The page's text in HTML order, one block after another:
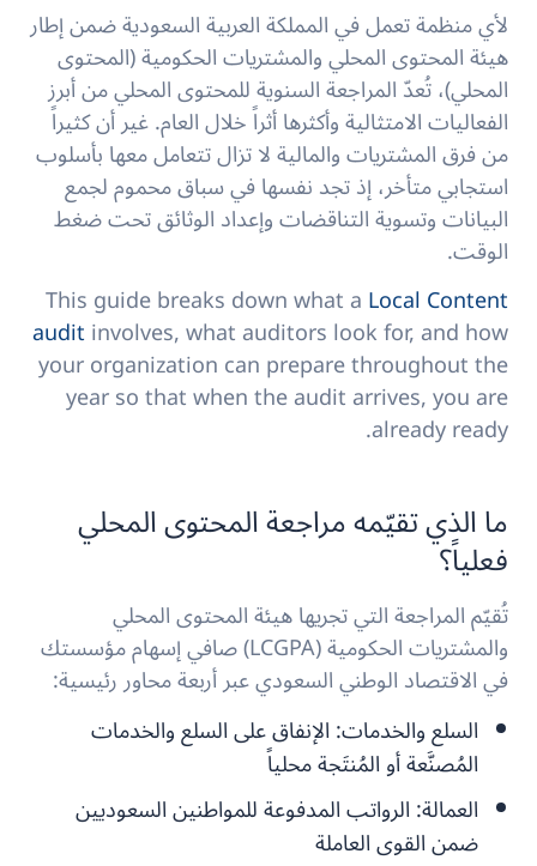
لأي منظمة تعمل في المملكة العربية السعودية ضمن إطار
هيئة المحتوى المحلي والمشتريات الحكومية (المحتوى
المحلي)، تُعدّ المراجعة السنوية للمحتوى المحلي من أبرز
الفعاليات الامتثالية وأكثرها أثراً خلال العام. غير أن كثيراً
من فرق المشتريات والمالية لا تزال تتعامل معها بأسلوب
استجابي متأخر، إذ تجد نفسها في سباق محموم لجمع
البيانات وتسوية التناقضات وإعداد الوثائق تحت ضغط
الوقت.
This guide breaks down what aLocal Content
auditinvolves, what auditors look for, and how
your organization can prepare throughout the
year so that when the audit arrives, you are
already ready.
ما الذي تقيّمه مراجعة المحتوى المحلي
فعلياً؟
تُقيّم المراجعة التي تجريها هيئة المحتوى المحلي
والمشتريات الحكومية (LCGPA) صافي إسهام مؤسستك
في الاقتصاد الوطني السعودي عبر أربعة محاور رئيسية:
السلع والخدمات:الإنفاق على السلع والخدمات
المُصنَّعة أو المُنتَجة محلياً
العمالة:الرواتب المدفوعة للمواطنين السعوديين
ضمن القوى العاملة